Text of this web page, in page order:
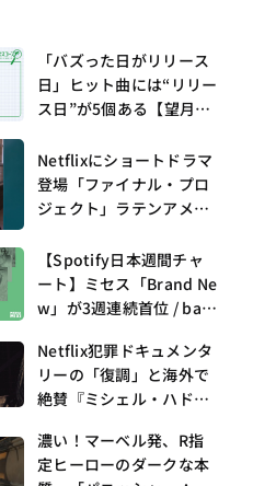
「バズった日がリリース
日」ヒット曲には“リリー
ス日”が5個ある【望月優
3】
Netflixにショートドラマ
登場「ファイナル・プロ
ジェクト」ラテンアメリ
第17回 観たいものが多
すぎる～稲垣貴俊の配信
時評
【Spotify日本週間チャ
ート】ミセス「Brand Ne
w」が3週連続首位 / bac
曲、King Gnu新曲「GO
GHOST」が初登場〜集計
期間：2026年7/24〜7/30
Netflix犯罪ドキュメンタ
リーの「復調」と海外で
絶賛『ミシェル・ハドリ
第16回 観たいものが多
すぎる～稲垣貴俊の配信
濃い！マーベル発、R指
定ヒーローのダークな本